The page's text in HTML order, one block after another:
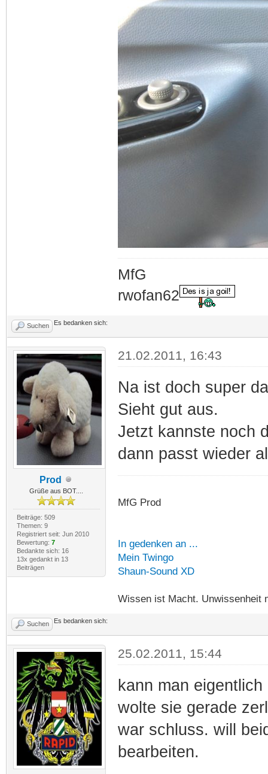
MfG
rwofan62
Suchen Es bedanken sich:
Prod
Grüße aus BOT....
Beiträge: 509
Themen: 9
Registriert seit: Jun 2010
Bewertung: 7
Bedankte sich: 16
13x gedankt in 13
Beiträgen
21.02.2011, 16:43
Na ist doch super
Sieht gut aus.
Jetzt kannste noch
dann passt wieder
MfG Prod
In gedenken an ...
Mein Twingo
Shaun-Sound XD
Wissen ist Macht. Unwissenheit
Suchen Es bedanken sich:
25.02.2011, 15:44
kann man
wolte sie gerade
war schluss. will
bearbeiten.